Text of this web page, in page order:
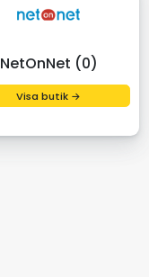
NetOnNet (0)
Visa butik →